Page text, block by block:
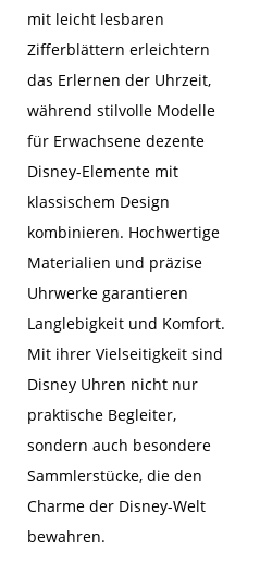
mit leicht lesbaren
Zifferblättern erleichtern
das Erlernen der Uhrzeit,
während stilvolle Modelle
für Erwachsene dezente
Disney-Elemente mit
klassischem Design
kombinieren. Hochwertige
Materialien und präzise
Uhrwerke garantieren
Langlebigkeit und Komfort.
Mit ihrer Vielseitigkeit sind
Disney Uhren nicht nur
praktische Begleiter,
sondern auch besondere
Sammlerstücke, die den
Charme der Disney-Welt
bewahren.